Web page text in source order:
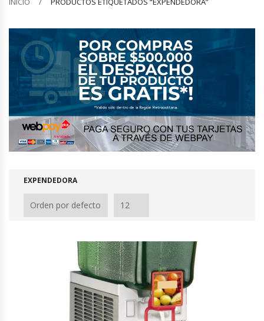
Batidoras
Bolsas De Sellado Al Vacío
Cafeteras
Calentadores De Platos
Campanas Industriales
Cocedoras De Pastas
Cocinas Industriales
EXPENDEDORA